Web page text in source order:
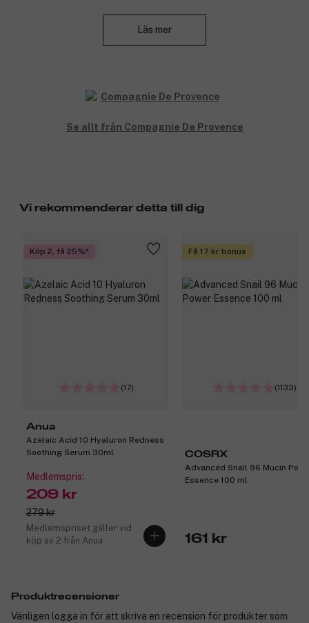
Tvålarna från Compagnie De Provence ger näring och är
mjukgörande för huden, samtidigt som de är koncentrerade och
dryga att använda. En 500 ml stor flaska räcker till ca 250
Glasflaskan håller länge och passar ypperligt till att fyllas på
Tvålen finns i pumpflaska av plast (300 ml), flaska i glas (500 ml)
Läs mer
Se allt från Compagnie De Provence
Vi rekommenderar detta till dig
Köp 2, få 25%
(17)
Anua
Azelaic Acid 10 Hyaluron Redness
Soothing Serum 30ml
Medlemspris:
209 kr
279 kr
Medlemspriset gäller vid
köp av 2 från Anua
Få 17 kr bonus
(1133)
COSRX
Advanced Snail 96 Mucin
Essence 100 ml
161 kr
Produktrecensioner
Vänligen logga in för att skriva en recension för produkter som